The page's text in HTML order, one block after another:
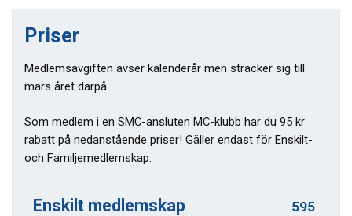
Priser
Medlemsavgiften avser kalenderår men sträcker sig till
mars året därpå.
Som medlem i en SMC-ansluten MC-klubb har du 95 kr
rabatt på nedanstående priser! Gäller endast för Enskilt-
och Familjemedlemskap.
Enskilt medlemskap
595